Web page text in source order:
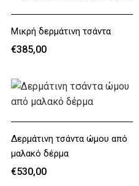
Μικρή δερμάτινη τσάντα
€385,00
Δερμάτινη τσάντα ώμου από
μαλακό δέρμα
€530,00